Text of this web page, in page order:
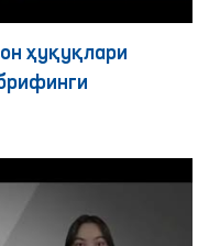
ҳуқуқлари